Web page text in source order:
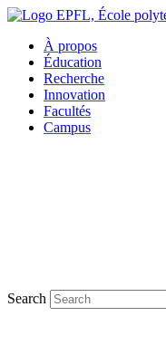
À propos
Éducation
Recherche
Innovation
Facultés
Campus
Search